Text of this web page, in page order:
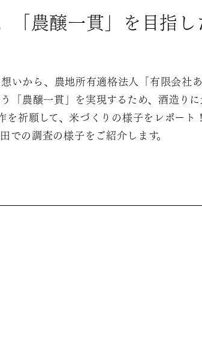
「農醸一貫」を目指
いから、農地所有適格法人「有限会社
「農醸一貫」を実現するため、酒造り
祈願して、米づくりの様子をレポート
での調査の様子をご紹介します。